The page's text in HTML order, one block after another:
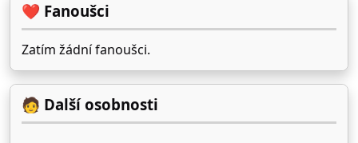
❤️ Fanoušci
Zatím žádní fanoušci.
🧑 Další osobnosti